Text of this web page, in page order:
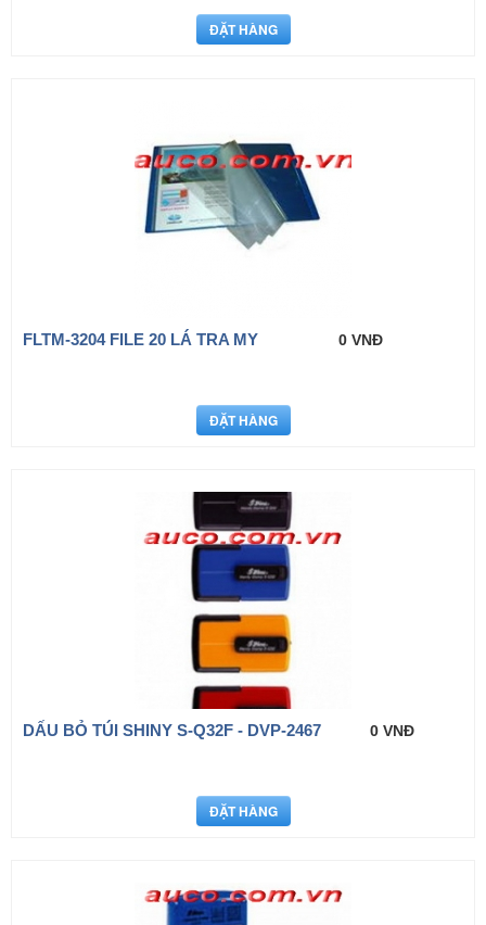
FLTM-3204 FILE 20 LÁ TRA MY 0 VNĐ
DẤU BỎ TÚI SHINY S-Q32F - DVP-2467 0 VNĐ